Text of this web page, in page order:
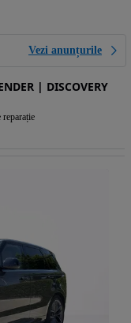
Vezi anunțurile
| DISCOVERY
reparație